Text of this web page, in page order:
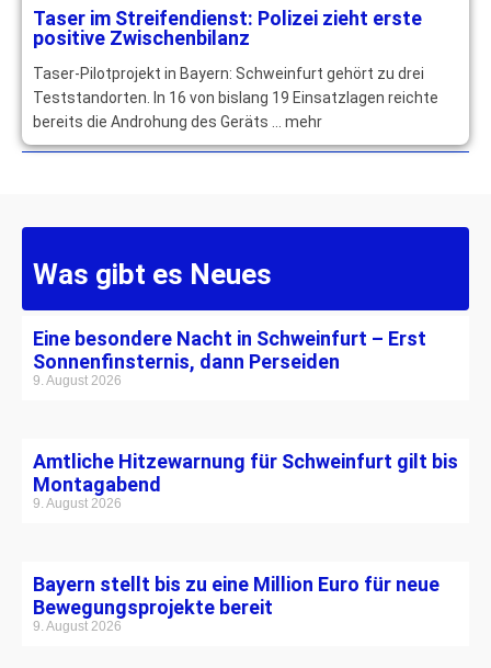
Taser im Streifendienst: Polizei zieht erste
positive Zwischenbilanz
Taser-Pilotprojekt in Bayern: Schweinfurt gehört zu drei
Teststandorten. In 16 von bislang 19 Einsatzlagen reichte
bereits die Androhung des Geräts … mehr
Was gibt es Neues
Eine besondere Nacht in Schweinfurt – Erst
Sonnenfinsternis, dann Perseiden
9. August 2026
Amtliche Hitzewarnung für Schweinfurt gilt bis
Montagabend
9. August 2026
Bayern stellt bis zu eine Million Euro für neue
Bewegungsprojekte bereit
9. August 2026